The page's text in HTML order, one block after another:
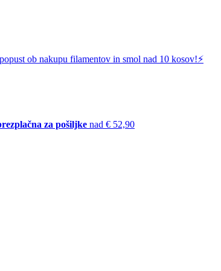
ob nakupu filamentov in smol nad 10 kosov!⚡️
za pošiljke nad € 52,90